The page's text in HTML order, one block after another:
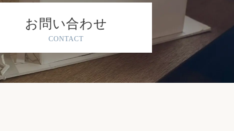
お問い合わせ
CONTACT